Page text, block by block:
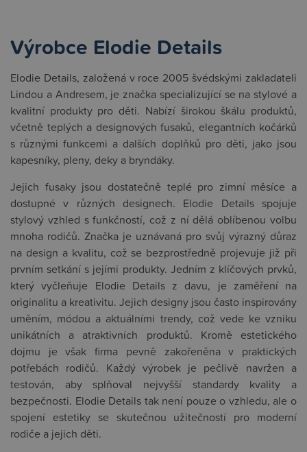
Výrobce Elodie Details
Elodie Details, založená v roce 2005 švédskými zakladateli
Lindou a Andresem, je značka specializující se na stylové a
kvalitní produkty pro děti. Nabízí širokou škálu produktů,
včetně teplých a designových fusaků, elegantních kočárků
s různými funkcemi a dalších doplňků pro děti, jako jsou
kapesníky, pleny, deky a bryndáky.
Jejich fusaky jsou dostatečně teplé pro zimní měsíce a
dostupné v různých designech. Elodie Details spojuje
stylový vzhled s funkčností, což z ní dělá oblíbenou volbu
mnoha rodičů. Značka je uznávaná pro svůj výrazný důraz
na design a kvalitu, což se bezprostředně projevuje již při
prvním setkání s jejími produkty. Jedním z klíčových prvků,
který vyčleňuje Elodie Details z davu, je zaměření na
originalitu a kreativitu. Jejich designy jsou často inspirovány
uměním, módou a aktuálními trendy, což vede ke vzniku
unikátních a atraktivních produktů. Kromě estetického
dojmu je však firma pevně zakořeněna v praktických
potřebách rodičů. Každý výrobek je pečlivě navržen a
testován, aby splňoval nejvyšší standardy kvality a
bezpečnosti. Elodie Details tak není pouze o vzhledu, ale o
spojení estetiky se skutečnou užitečností pro moderní
rodiče a jejich děti.